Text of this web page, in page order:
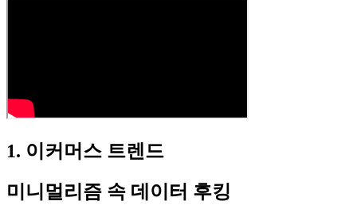
1. 이커머스 트렌드
미니멀리즘 속 데이터 후킹